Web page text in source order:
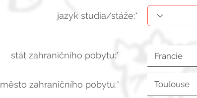
jazyk studia/stáže:*
stát zahraničního pobytu:*
město zahraničního pobytu:*